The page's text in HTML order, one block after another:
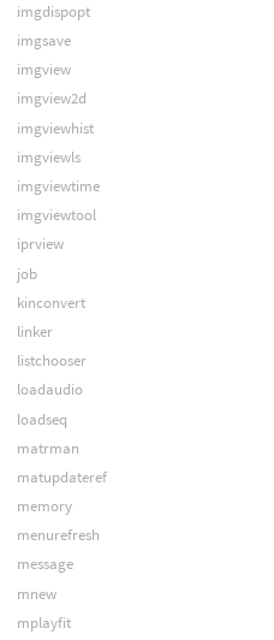
imgdispopt
imgsave
imgview
imgview2d
imgviewhist
imgviewls
imgviewtime
imgviewtool
iprview
job
kinconvert
linker
listchooser
loadaudio
loadseq
matrman
matupdateref
memory
menurefresh
message
mnew
mplayfit